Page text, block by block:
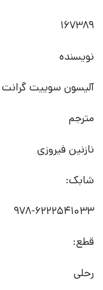
167389
نویسنده
آلیسون سوییت گرانت
مترجم
نازنین فیروزی
شابک:
978-6222541033
قطع:
رحلی